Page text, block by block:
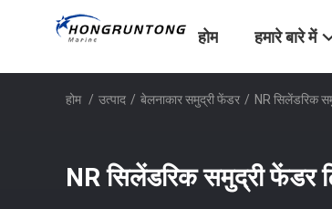
होम हमारे बारे में
होम / उत्पाद / बेलनाकार समुद्री फेंडर / NR सिलेंडरिक
NR सिलेंडरिक समुद्री फेंडर